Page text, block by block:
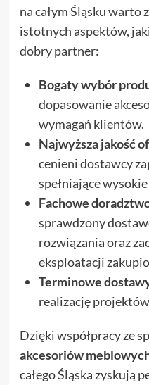
na całym Śląsku warto
istotnych aspektów,
dobry partner:
Bogaty wybór
dopasowanie
wymagań klientów.
Najwyższa jakość
cenieni dostawcy
spełniające
Fachowe
sprawdzony
rozwiązania oraz
eksploatacji
Terminowe
realizację
Dzięki współpracy ze
akcesoriów
całego Śląska zyskują